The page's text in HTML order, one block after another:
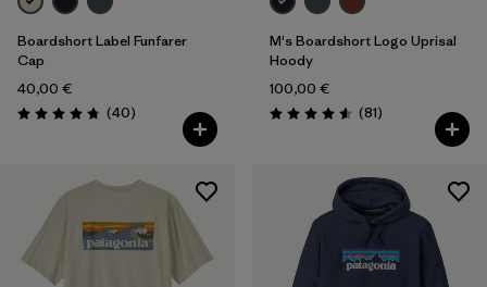
Boardshort Label Funfarer
Cap
40,00 €
Bewertung: 4.8 / 5
(40Rezensionen
)
M's Boardshort Logo Uprisal
Hoody
100,00 €
Bewertung: 4.6 / 5
(81Rezensionen
)